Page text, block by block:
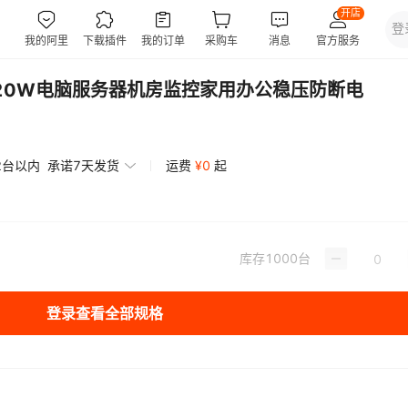
电脑服务器机房监控家用办公稳压防断电
以内 承诺7天发货 运费 ¥0 起
库存1000台
登录查看全部规格